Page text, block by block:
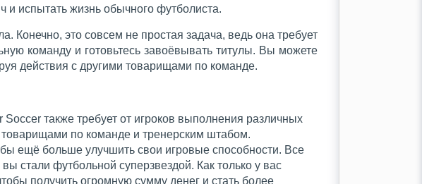
испытать жизнь обычного футболиста.
Конечно, это совсем не простая задача, ведь она требует
команду и готовьтесь завоёвывать титулы. Вы можете
действия с другими товарищами по команде.
также требует от игроков выполнения различных
по команде и тренерским штабом.
ещё больше улучшить свои игровые способности. Все
стали футбольной суперзвездой. Как только у вас
получить огромную сумму денег и стать более